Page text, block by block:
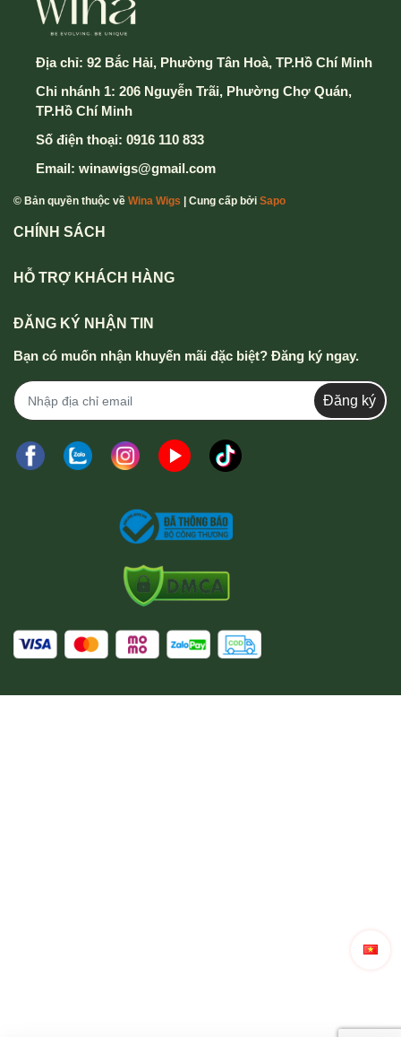
Địa chỉ: 92 Bắc Hải, Phường Tân Hoà, TP.Hồ Chí Minh
Chi nhánh 1: 206 Nguyễn Trãi, Phường Chợ Quán,
TP.Hồ Chí Minh
Số điện thoại: 0916 110 833
Email: winawigs@gmail.com
© Bản quyền thuộc về Wina Wigs | Cung cấp bởi Sapo
CHÍNH SÁCH
HỖ TRỢ KHÁCH HÀNG
ĐĂNG KÝ NHẬN TIN
Bạn có muốn nhận khuyến mãi đặc biệt? Đăng ký ngay.
Đăng ký